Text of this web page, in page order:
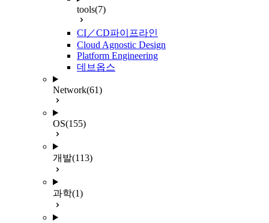
tools(7)
CI／CD파이프라인
Cloud Agnostic Design
Platform Engineering
데브옵스
Network(61)
OS(155)
개발(113)
과학(1)